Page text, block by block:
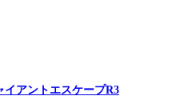
アントエスケープR3